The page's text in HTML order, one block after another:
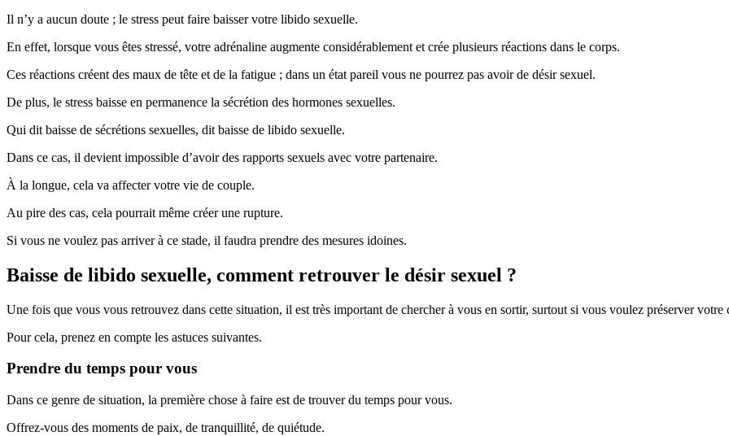
Il n’y a aucun doute ; le stress peut faire baisser votre libido sexuelle.
En effet, lorsque vous êtes stressé, votre adrénaline augmente considérablement et crée plusieurs réactions dans le corps.
Ces réactions créent des maux de tête et de la fatigue ; dans un état pareil vous ne pourrez pas avoir de désir sexuel.
De plus, le stress baisse en permanence la sécrétion des hormones sexuelles.
Qui dit baisse de sécrétions sexuelles, dit baisse de libido sexuelle.
Dans ce cas, il devient impossible d’avoir des rapports sexuels avec votre partenaire.
À la longue, cela va affecter votre vie de couple.
Au pire des cas, cela pourrait même créer une rupture.
Si vous ne voulez pas arriver à ce stade, il faudra prendre des mesures idoines.
Baisse de libido sexuelle, comment retrouver le désir sexuel ?
Une fois que vous vous retrouvez dans cette situation, il est très important de chercher à vous en sortir, surtout si vous voulez préserver votre
Pour cela, prenez en compte les astuces suivantes.
Prendre du temps pour vous
Dans ce genre de situation, la première chose à faire est de trouver du temps pour vous.
Offrez-vous des moments de paix, de tranquillité, de quiétude.